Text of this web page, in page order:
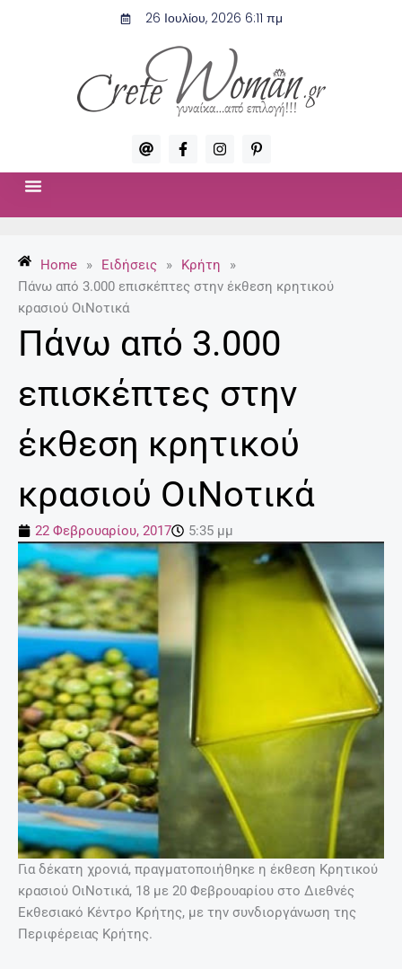
26 Ιουλίου, 2026 6:11 πμ
A
t
F
a
c
-
f
I
n
s
P
i
n
p
Home » Ειδήσεις » Κρήτη
»
Πάνω από 3.000 επισκέπτες στην έκθεση κρητικού
κρασιού ΟιΝοτικά
Πάνω από 3.000
επισκέπτες στην
έκθεση κρητικού
κρασιού ΟιΝοτικά
22 Φεβρουαρίου, 2017 5:35 μμ
Για δέκατη χρονιά, πραγματοποιήθηκε η έκθεση Κρητικού
κρασιού ΟιΝοτικά, 18 με 20 Φεβρουαρίου στο Διεθνές
Εκθεσιακό Κέντρο Κρήτης, με την συνδιοργάνωση της
Περιφέρειας Κρήτης.